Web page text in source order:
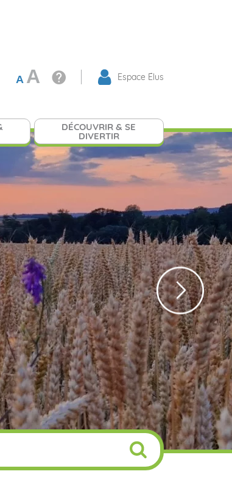
A A Espace Élus
DÉCOUVRIR & SE
DIVERTIR